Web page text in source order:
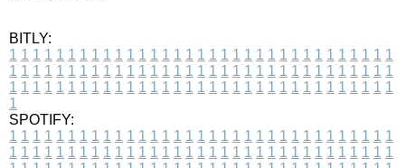
BITLY:
1 1 1 1 1 1 1 1 1 1 1 1 1 1 1 1 1 1 1 1 1 1 1 1 1 1 1 1 1 1 1 1 1
1 1 1 1 1 1 1 1 1 1 1 1 1 1 1 1 1 1 1 1 1 1 1 1 1 1 1 1 1 1 1 1 1
1 1 1 1 1 1 1 1 1 1 1 1 1 1 1 1 1 1 1 1 1 1 1 1 1 1 1 1 1 1 1 1 1
1
SPOTIFY:
1 1 1 1 1 1 1 1 1 1 1 1 1 1 1 1 1 1 1 1 1 1 1 1 1 1 1 1 1 1 1 1 1
1 1 1 1 1 1 1 1 1 1 1 1 1 1 1 1 1 1 1 1 1 1 1 1 1 1 1 1 1 1 1 1 1